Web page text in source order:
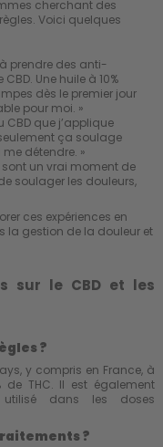
cherchant des
Voici quelques
prendre des anti-
Une huile à 10%
dès le premier jour
pour moi. »
CBD que j’applique
ça soulage
détendre. »
sont un vrai moment de
soulager les douleurs,
ces expériences en
la gestion de la douleur et
sur le CBD et les
?
y compris en France, à
de THC. Il est également
dans les doses
?